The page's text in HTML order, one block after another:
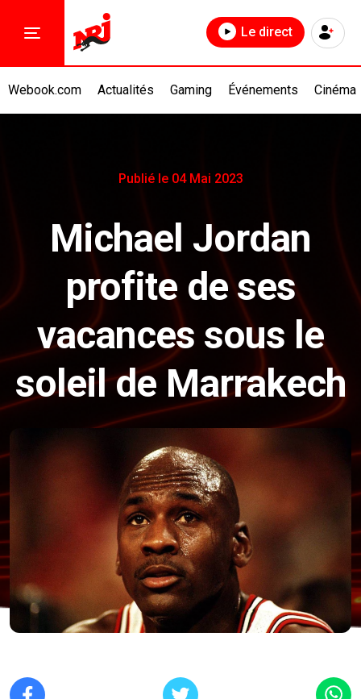
Webook.com Actualités Gaming Événements Cinéma
Le direct
Publié le 04 Mai 2023
Michael Jordan
profite de ses
vacances sous le
soleil de Marrakech